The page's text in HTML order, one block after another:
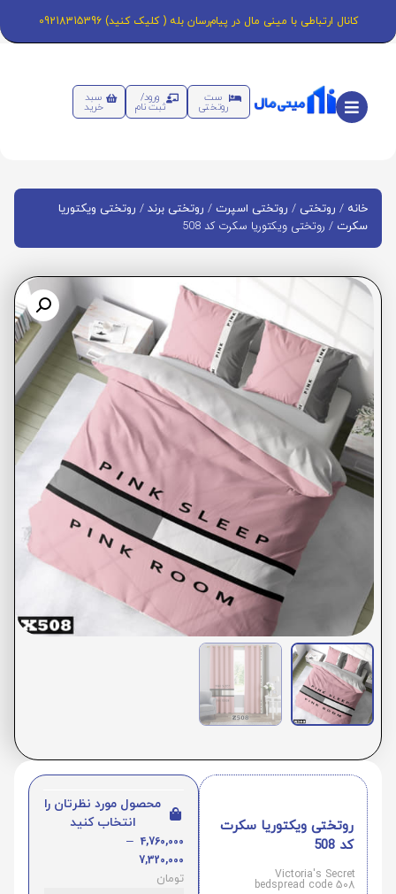
کانال ارتباطی با مینی مال در پیام‌رسان بله ( کلیک کنید) 09218315396
ست
روتختی
ورود/
ثبت نام
سبد
خرید
خانه / روتختی / روتختی اسپرت / روتختی برند / روتختی ویکتوریا
سکرت / روتختی ویکتوریا سکرت کد 508
روتختی ویکتوریا سکرت
کد 508
Victoria's Secret
bedspread code 508
محصول مورد نظرتان را
انتخاب کنید
4,760,000
–
7,320,000
تومان